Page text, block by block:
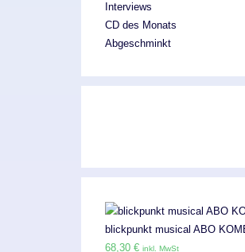
Interviews
CD des Monats
Abgeschminkt
blickpunkt musical ABO
68,30 € inkl. MwSt